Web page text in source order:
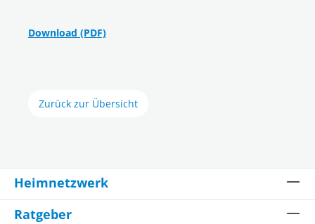
Download (PDF)
Zurück zur Übersicht
Heimnetzwerk
Ratgeber